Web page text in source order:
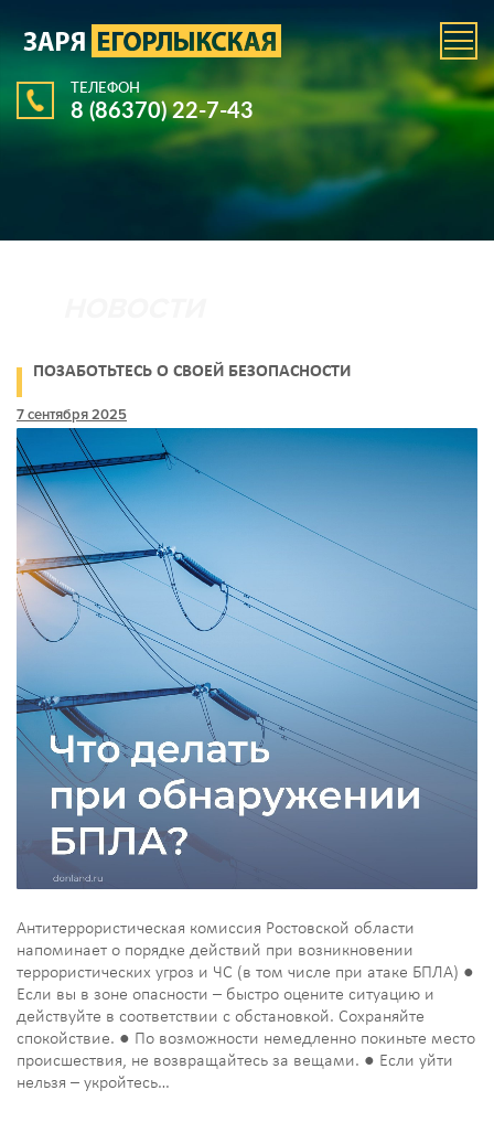
ТЕЛЕФОН
8 (86370) 22-7-43
ПОЗАБОТЬТЕСЬ О СВОЕЙ БЕЗОПАСНОСТИ
7 сентября 2025
Антитеррористическая комиссия Ростовской области
напоминает о порядке действий при возникновении
террористических угроз и ЧС (в том числе при атаке БПЛА) ●
Если вы в зоне опасности – быстро оцените ситуацию и
действуйте в соответствии с обстановкой. Сохраняйте
спокойствие. ● По возможности немедленно покиньте место
происшествия, не возвращайтесь за вещами. ● Если уйти
нельзя – укройтесь…